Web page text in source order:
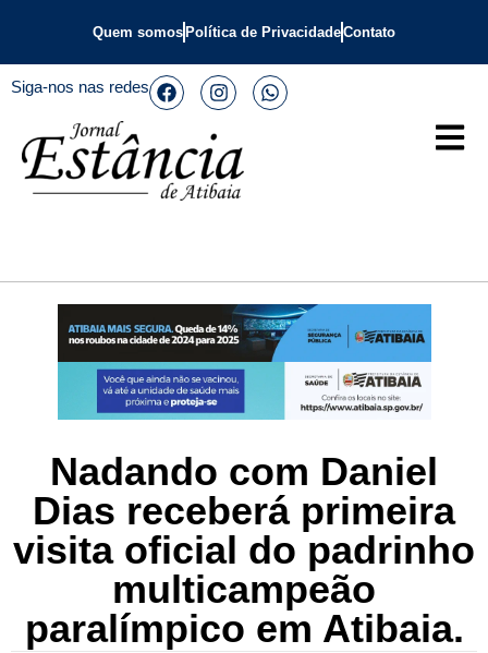
Quem somos Política de PrivacidadeContato
Siga-nos nas redes
Nadando com Daniel
Dias receberá primeira
visita oficial do padrinho
multicampeão
paralímpico em Atibaia.